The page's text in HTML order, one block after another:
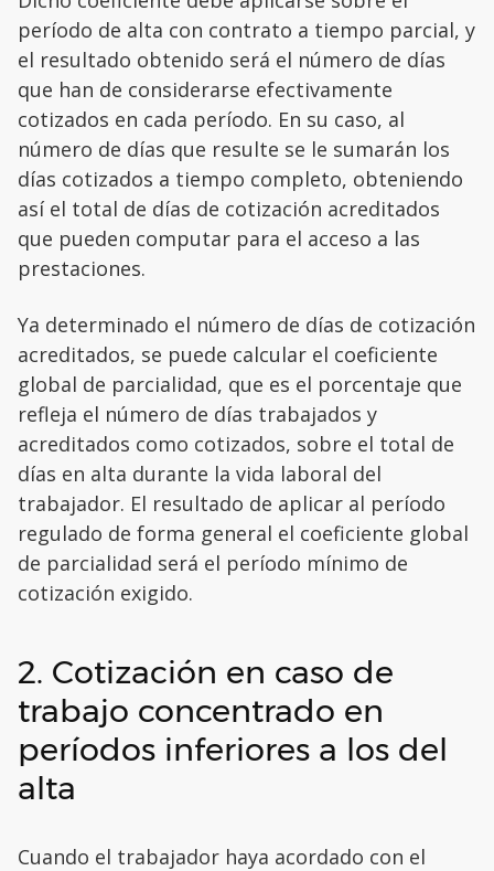
período de alta con contrato a tiempo parcial, y
el resultado obtenido será el número de días
que han de considerarse efectivamente
cotizados en cada período. En su caso, al
número de días que resulte se le sumarán los
días cotizados a tiempo completo, obteniendo
así el total de días de cotización acreditados
que pueden computar para el acceso a las
prestaciones.
Ya determinado el número de días de cotización
acreditados, se puede calcular el coeficiente
global de parcialidad, que es el porcentaje que
refleja el número de días trabajados y
acreditados como cotizados, sobre el total de
días en alta durante la vida laboral del
trabajador. El resultado de aplicar al período
regulado de forma general el coeficiente global
de parcialidad será el período mínimo de
cotización exigido.
2. Cotización en caso de
trabajo concentrado en
períodos inferiores a los del
alta
Cuando el trabajador haya acordado con el